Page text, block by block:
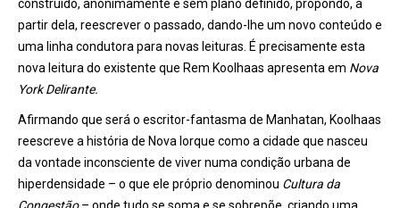
construído, anonimamente e sem plano definido, propondo, a
partir dela, reescrever o passado, dando-lhe um novo conteúdo e
uma linha condutora para novas leituras. É precisamente esta
nova leitura do existente que Rem Koolhaas apresenta em Nova
York Delirante.
Afirmando que será o escritor-fantasma de Manhatan, Koolhaas
reescreve a história de Nova Iorque como a cidade que nasceu
da vontade inconsciente de viver numa condição urbana de
hiperdensidade – o que ele próprio denominou Cultura da